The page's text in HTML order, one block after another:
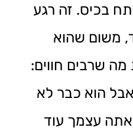
בכיס. זה רגע
משום שהוא
שרבים חווים:
אבל הוא כבר לא
עצמך עוד